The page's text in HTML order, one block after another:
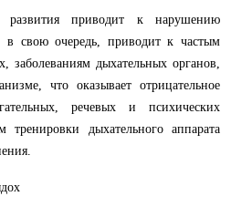
развития приводит к нарушению
в свою очередь, приводит к частым
заболеваниям дыхательных органов,
что оказывает отрицательное
речевых и психических
тренировки дыхательного аппарата